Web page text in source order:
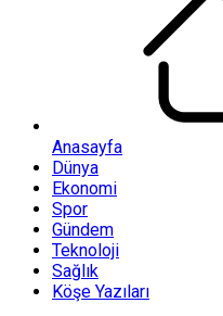
Anasayfa
Dünya
Ekonomi
Spor
Gündem
Teknoloji
Sağlık
Köşe Yazıları